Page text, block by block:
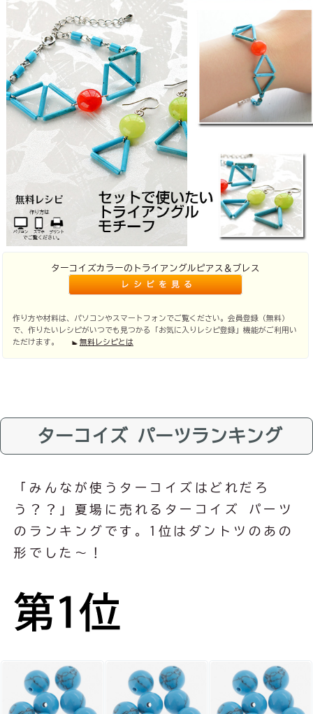
ターコイズカラーのトライアングルピアス＆ブレス
作り方や材料は、パソコンやスマートフォンでご覧ください。会員登録（無料）
で、作りたいレシピがいつでも見つかる「お気に入りレシピ登録」機能がご利用い
ただけます。
無料レシピとは
ターコイズ パーツランキング
「みんなが使うターコイズはどれだろ
う？？」夏場に売れるターコイズ パーツ
のランキングです。1位はダントツのあの
形でした～！